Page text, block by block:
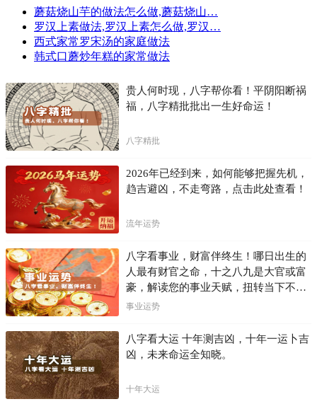
蘑菇烧山芋的做法怎么做,蘑菇烧山…
罗汉上素做法,罗汉上素怎么做,罗汉…
西式家常罗宋汤的家庭做法
韩式口蘑炒年糕的家常做法
贵人何时现，八字帮你看！平阴阳断祸
福，八字精批批出一生好命运！
八字精批
2026年已经到来，如何能够把握先机，
趋吉避凶，不走弯路，点击此处查看！
流年运势
八字看事业，财富伴终生！哪日出生的
人最有财官之命，十之八九是大官或富
豪，解读您的事业天赋，扭转当下不利
困局！！
事业运势
八字看大运 十年测吉凶，十年一运卜吉
凶，未来命运全知晓。
十年大运